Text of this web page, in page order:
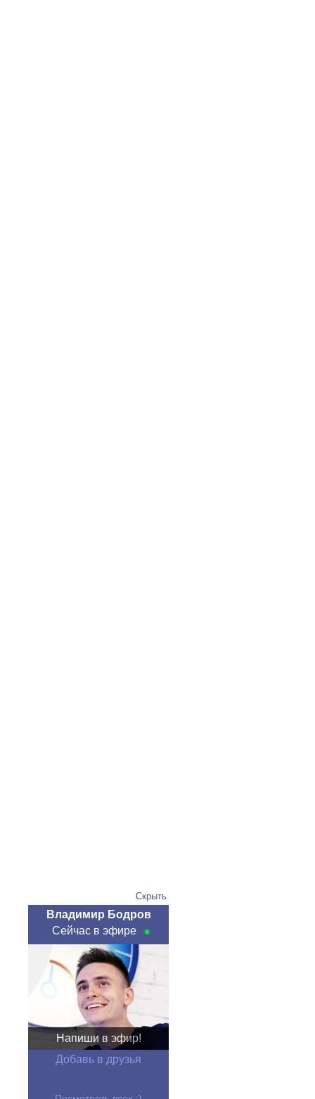
Скрыть
Владимир Бодров
Сейчас в эфире
Напиши в эфир!
Добавь в друзья